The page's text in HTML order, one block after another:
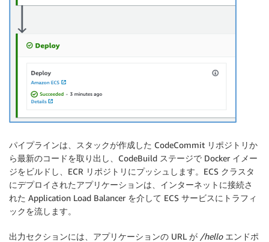
パイプラインは、スタックが作成した CodeCommit リポジトリか
ら最新のコードを取り出し、CodeBuild ステージで Docker イメー
ジをビルドし、ECR リポジトリにプッシュします。ECS クラスタ
にデプロイされたアプリケーションは、インターネットに接続さ
れた Application Load Balancer を介して ECS サービスにトラフィ
ックを流します。
出力セクションには、アプリケーションの URL が /helloエンドポ